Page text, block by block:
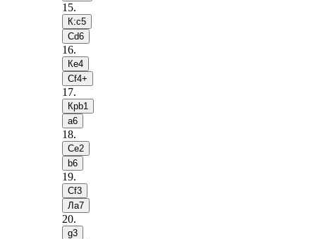
15.
К:c5
Сd6
16.
Кe4
Сf4+
17.
Крb1
a6
18.
Сe2
b6
19.
Сf3
Лa7
20.
g3